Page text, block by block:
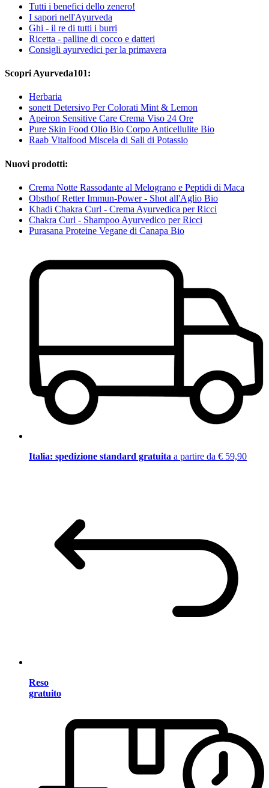
Tutti i benefici dello zenero!
I sapori nell'Ayurveda
Ghi - il re di tutti i burri
Ricetta - palline di cocco e datteri
Consigli ayurvedici per la primavera
Scopri Ayurveda101:
Herbaria
sonett Detersivo Per Colorati Mint & Lemon
Apeiron Sensitive Care Crema Viso 24 Ore
Pure Skin Food Olio Bio Corpo Anticellulite Bio
Raab Vitalfood Miscela di Sali di Potassio
Nuovi prodotti:
Crema Notte Rassodante al Melograno e Peptidi di Maca
Obsthof Retter Immun-Power - Shot all'Aglio Bio
Khadi Chakra Curl - Crema Ayurvedica per Ricci
Chakra Curl - Shampoo Ayurvedico per Ricci
Purasana Proteine Vegane di Canapa Bio
Italia: spedizione standard gratuita a partire da € 59,90
Reso
gratuito